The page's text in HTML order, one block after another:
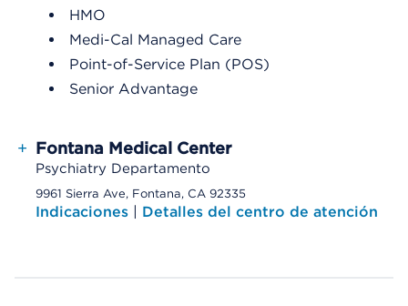
HMO
Medi-Cal Managed Care
Point-of-Service Plan (POS)
Senior Advantage
+ Fontana Medical Center
Psychiatry Departamento
9961 Sierra Ave, Fontana, CA 92335
Indicaciones | Detalles del centro de atención